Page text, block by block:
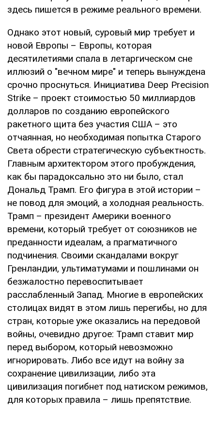
здесь пишется в режиме реального времени.
Однако этот новый, суровый мир требует и
новой Европы – Европы, которая
десятилетиями спала в летаргическом сне
иллюзий о "вечном мире" и теперь вынуждена
срочно проснуться. Инициатива Deep Precision
Strike – проект стоимостью 50 миллиардов
долларов по созданию европейского
ракетного щита без участия США – это
отчаянная, но необходимая попытка Старого
Света обрести стратегическую субъектность.
Главным архитектором этого пробуждения,
как бы парадоксально это ни было, стал
Дональд Трамп. Его фигура в этой истории –
не повод для эмоций, а холодная реальность.
Трамп – президент Америки военного
времени, который требует от союзников не
преданности идеалам, а прагматичного
подчинения. Своими скандалами вокруг
Гренландии, ультиматумами и пошлинами он
безжалостно перевоспитывает
расслабленный Запад. Многие в европейских
столицах видят в этом лишь перегибы, но для
стран, которые уже оказались на передовой
войны, очевидно другое: Трамп ставит мир
перед выбором, который невозможно
игнорировать. Либо все идут на войну за
сохранение цивилизации, либо эта
цивилизация погибнет под натиском режимов,
для которых правила – лишь препятствие.